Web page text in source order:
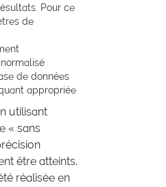
Pour ce
de
de données
appropriée
utilisant
« sans
être atteints.
réalisée en